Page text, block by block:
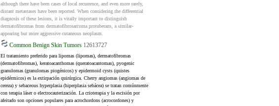
although there have been cases of local recurrence, and even more rarely,
distant metastases have been reported. When considering the differential
diagnosis of these lesions, it is vitally important to distinguish
dermatofibromas from dermatofibrosarcoma protuberans, a similar-
appearing but more aggressive cutaneous neoplasm.
Common Benign Skin Tumors 12613727
El tratamiento preferido para lipomas (lipomas), dermatofibromas
(dermatofibromas), keratoacanthomas (queratoacantomas), pyogenic
granulomas (granulomas piogénicos) y epidermoid cysts (quistes
epidérmicos) es la extirpación quirúrgica. Cherry angiomas (angiomas de
cereza) y sebaceous hyperplasia (hiperplasia sebácea) se tratan comúnmente
con terapia láser o electrocauterización. La crioterapia y la escisión por
afeitado son opciones populares para acrochordons (acrocordones) y